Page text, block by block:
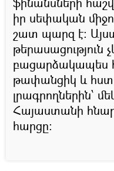
իր սեփական
շատ պարզ է։
թերասացություն
բացարձակապես
թափանցիկ և
լրագրողներին՝
Հայաստանի
հարցը։